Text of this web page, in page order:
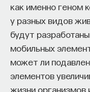
как именно геном
у разных видов
будут
мобильных
может ли
элементов
жизни организмов